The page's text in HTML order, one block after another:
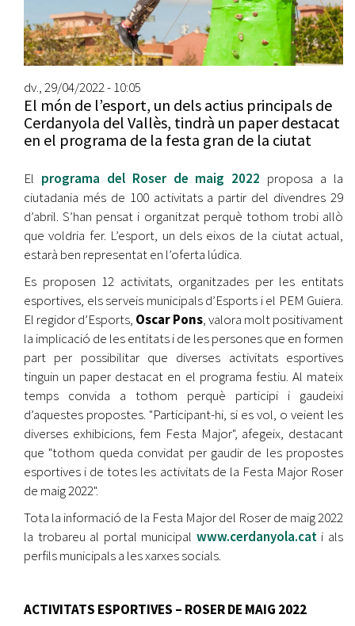
dv., 29/04/2022 - 10:05
El món de l’esport, un dels actius principals de
Cerdanyola del Vallès, tindrà un paper destacat
en el programa de la festa gran de la ciutat
El programa del Roser de maig 2022 proposa a la
ciutadania més de 100 activitats a partir del divendres 29
d’abril. S’han pensat i organitzat perquè tothom trobi allò
que voldria fer. L’esport, un dels eixos de la ciutat actual,
estarà ben representat en l’oferta lúdica.
Es proposen 12 activitats, organitzades per les entitats
esportives, els serveis municipals d’Esports i el PEM Guiera.
El regidor d’Esports, Oscar Pons, valora molt positivament
la implicació de les entitats i de les persones que en formen
part per possibilitar que diverses activitats esportives
tinguin un paper destacat en el programa festiu. Al mateix
temps convida a tothom perquè participi i gaudeixi
d’aquestes propostes. "Participant-hi, si es vol, o veient les
diverses exhibicions, fem Festa Major", afegeix, destacant
que "tothom queda convidat per gaudir de les propostes
esportives i de totes les activitats de la Festa Major Roser
de maig 2022".
Tota la informació de la Festa Major del Roser de maig 2022
la trobareu al portal municipal www.cerdanyola.cati als
perfils municipals a les xarxes socials.
ACTIVITATS ESPORTIVES – ROSER DE MAIG 2022